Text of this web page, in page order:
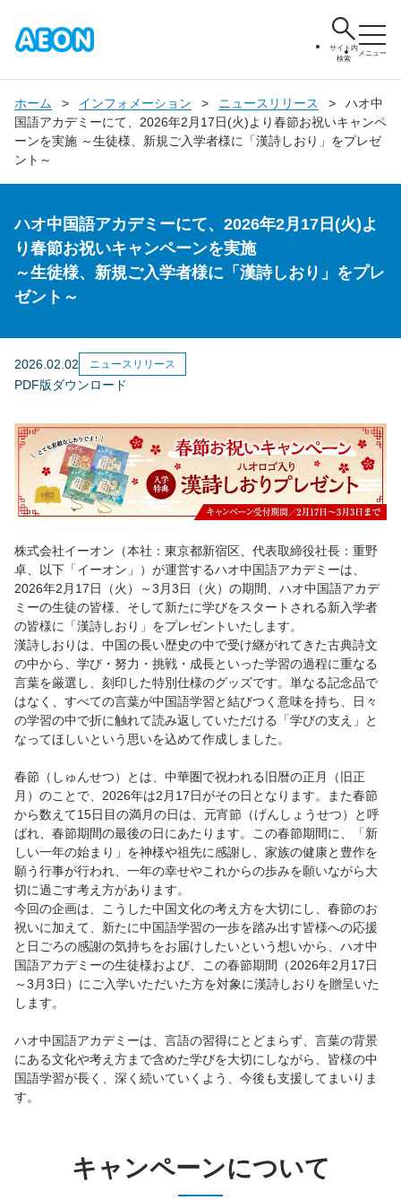
サイト内
検索
メニュー
ホーム インフォメーション ニュースリリース
ハオ中
国語アカデミーにて、2026年2月17日(火)より春節お祝いキャンペ
ーンを実施 ～生徒様、新規ご入学者様に「漢詩しおり」をプレゼ
ント～
ハオ中国語アカデミーにて、2026年2月17日(火)よ
り春節お祝いキャンペーンを実施
～生徒様、新規ご入学者様に「漢詩しおり」をプレ
ゼント～
2026.02.02 ニュースリリース
PDF版ダウンロード
株式会社イーオン（本社：東京都新宿区、代表取締役社長：重野
卓、以下「イーオン」）が運営するハオ中国語アカデミーは、
2026年2月17日（火）～3月3日（火）の期間、ハオ中国語アカデ
ミーの生徒の皆様、そして新たに学びをスタートされる新入学者
の皆様に「漢詩しおり」をプレゼントいたします。
漢詩しおりは、中国の長い歴史の中で受け継がれてきた古典詩文
の中から、学び・努力・挑戦・成長といった学習の過程に重なる
言葉を厳選し、刻印した特別仕様のグッズです。単なる記念品で
はなく、すべての言葉が中国語学習と結びつく意味を持ち、日々
の学習の中で折に触れて読み返していただける「学びの支え」と
なってほしいという思いを込めて作成しました。
春節（しゅんせつ）とは、中華圏で祝われる旧暦の正月（旧正
月）のことで、2026年は2月17日がその日となります。また春節
から数えて15日目の満月の日は、元宵節（げんしょうせつ）と呼
ばれ、春節期間の最後の日にあたります。この春節期間に、「新
しい一年の始まり」を神様や祖先に感謝し、家族の健康と豊作を
願う行事が行われ、一年の幸せやこれからの歩みを願いながら大
切に過ごす考え方があります。
今回の企画は、こうした中国文化の考え方を大切にし、春節のお
祝いに加えて、新たに中国語学習の一歩を踏み出す皆様への応援
と日ごろの感謝の気持ちをお届けしたいという想いから、ハオ中
国語アカデミーの生徒様および、この春節期間（2026年2月17日
～3月3日）にご入学いただいた方を対象に漢詩しおりを贈呈いた
します。
ハオ中国語アカデミーは、言語の習得にとどまらず、言葉の背景
にある文化や考え方まで含めた学びを大切にしながら、皆様の中
国語学習が長く、深く続いていくよう、今後も支援してまいりま
す。
キャンペーンについて